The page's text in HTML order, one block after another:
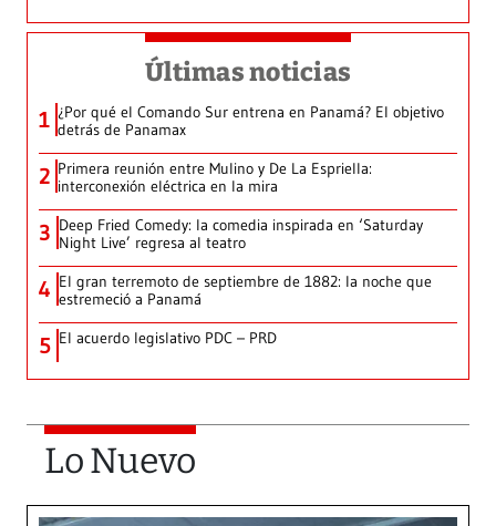
Últimas noticias
1 ¿Por qué el Comando Sur entrena en Panamá? El objetivo
detrás de Panamax
2 Primera reunión entre Mulino y De La Espriella:
interconexión eléctrica en la mira
3 Deep Fried Comedy: la comedia inspirada en ‘Saturday
Night Live’ regresa al teatro
4 El gran terremoto de septiembre de 1882: la noche que
estremeció a Panamá
5 El acuerdo legislativo PDC – PRD
Lo Nuevo